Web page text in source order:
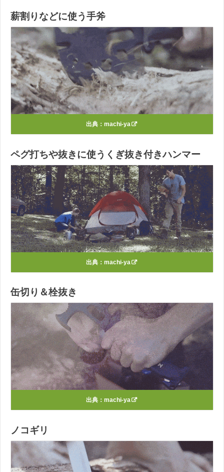
薪割りなどに使う手斧
出典： machi-ya
ペグ打ちや抜きに使うくぎ抜き付きハンマー
出典： machi-ya
缶切り＆栓抜き
出典： machi-ya
ノコギリ